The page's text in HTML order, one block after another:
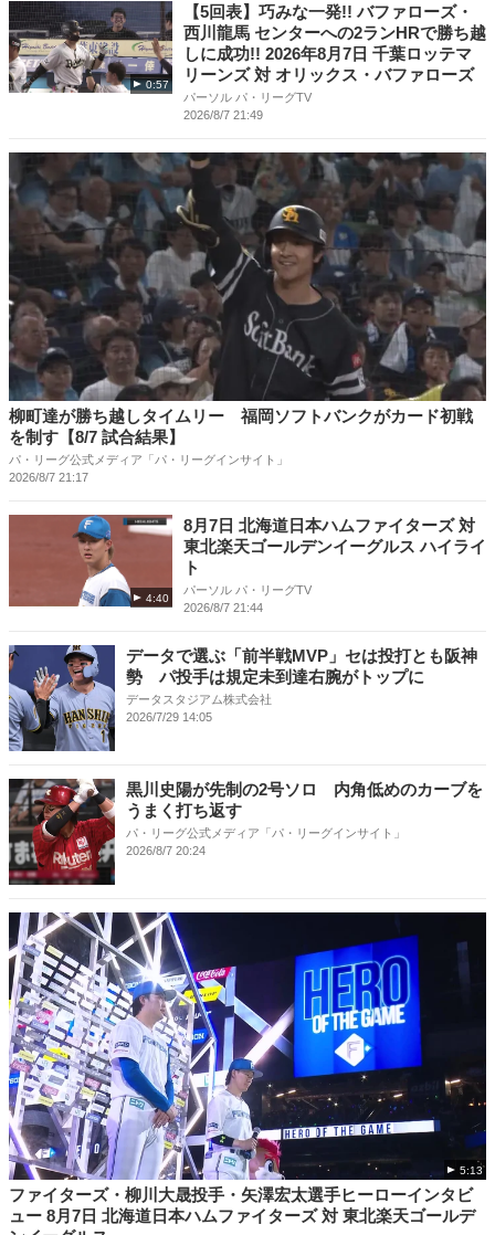
0:57
【5回表】巧みな一発!! バファローズ・
西川龍馬 センターへの2ランHRで勝ち越
しに成功!! 2026年8月7日 千葉ロッテマ
リーンズ 対 オリックス・バファローズ
パーソル パ・リーグTV
2026/8/7 21:49
柳町達が勝ち越しタイムリー 福岡ソフトバンクがカード初戦
を制す【8/7 試合結果】
パ・リーグ公式メディア「パ・リーグインサイト」
2026/8/7 21:17
4:40
8月7日 北海道日本ハムファイターズ 対
東北楽天ゴールデンイーグルス ハイライ
ト
パーソル パ・リーグTV
2026/8/7 21:44
データで選ぶ「前半戦MVP」セは投打とも阪神
勢 パ投手は規定未到達右腕がトップに
データスタジアム株式会社
2026/7/29 14:05
黒川史陽が先制の2号ソロ 内角低めのカーブを
うまく打ち返す
パ・リーグ公式メディア「パ・リーグインサイト」
2026/8/7 20:24
5:13
ファイターズ・柳川大晟投手・矢澤宏太選手ヒーローインタビ
ュー 8月7日 北海道日本ハムファイターズ 対 東北楽天ゴールデ